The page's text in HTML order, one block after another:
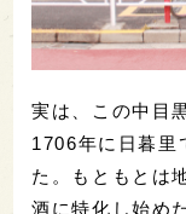
実は、この中目
1706年に日暮里
た。もともとは
酒に特化し始め